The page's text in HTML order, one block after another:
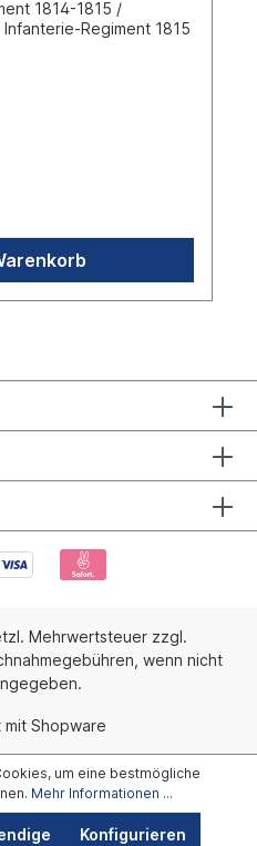
Königreich Preußen: 28. Infanterie-Regiment 1815
Mehrwertsteuer zzgl.
wenn nicht
mit Shopware
um eine bestmögliche
Mehr Informationen ...
Konfigurieren